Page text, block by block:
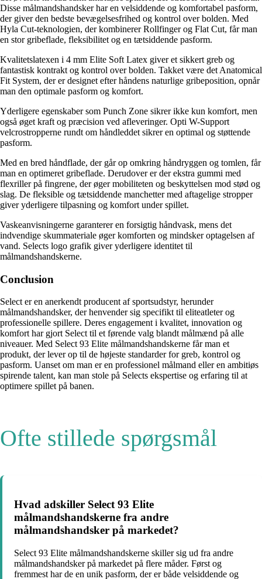
Disse målmandshandsker har en velsiddende og komfortabel pasform,
der giver den bedste bevægelsesfrihed og kontrol over bolden. Med
Hyla Cut-teknologien, der kombinerer Rollfinger og Flat Cut, får man
en stor gribeflade, fleksibilitet og en tætsiddende pasform.
Kvalitetslatexen i 4 mm Elite Soft Latex giver et sikkert greb og
fantastisk kontrakt og kontrol over bolden. Takket være det Anatomical
Fit System, der er designet efter håndens naturlige gribeposition, opnår
man den optimale pasform og komfort.
Yderligere egenskaber som Punch Zone sikrer ikke kun komfort, men
også øget kraft og præcision ved afleveringer. Opti W-Support
velcrostropperne rundt om håndleddet sikrer en optimal og støttende
pasform.
Med en bred håndflade, der går op omkring håndryggen og tomlen, får
man en optimeret gribeflade. Derudover er der ekstra gummi med
flexriller på fingrene, der øger mobiliteten og beskyttelsen mod stød og
slag. De fleksible og tætsiddende manchetter med aftagelige stropper
giver yderligere tilpasning og komfort under spillet.
Vaskeanvisningerne garanterer en forsigtig håndvask, mens det
indvendige skummateriale øger komforten og mindsker optagelsen af
vand. Selects logo grafik giver yderligere identitet til
målmandshandskerne.
Conclusion
Select er en anerkendt producent af sportsudstyr, herunder
målmandshandsker, der henvender sig specifikt til eliteatleter og
professionelle spillere. Deres engagement i kvalitet, innovation og
komfort har gjort Select til et førende valg blandt målmænd på alle
niveauer. Med Select 93 Elite målmandshandskerne får man et
produkt, der lever op til de højeste standarder for greb, kontrol og
pasform. Uanset om man er en professionel målmand eller en ambitiøs
spirende talent, kan man stole på Selects ekspertise og erfaring til at
optimere spillet på banen.
Ofte stillede spørgsmål
Hvad adskiller Select 93 Elite
målmandshandskerne fra andre
målmandshandsker på markedet?
Select 93 Elite målmandshandskerne skiller sig ud fra andre
målmandshandsker på markedet på flere måder. Først og
fremmest har de en unik pasform, der er både velsiddende og